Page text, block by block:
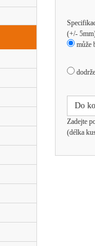
(+/-
může
Do
Zadejte
(délka